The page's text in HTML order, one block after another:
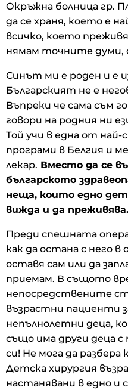
Окръжна болница гр.
да се храня, което е
всичко, което
нямам точните думи,
Синът ми е роден и е
Българският не е
Въпреки че сама съм
говори на родния ни
Той учи в една от най-
програми в Белгия и
лекар. Вместо да се
българското
неща, които едно
вижда и да преживява.
Преди спешната
как да остана с него в
оставя сам или да
приемам. В същото
непосредствените
възрастни пациенти
непълнолетни деца,
също има други деца
си! Не мога да разбера
Детска хирургия
настанявани в едно